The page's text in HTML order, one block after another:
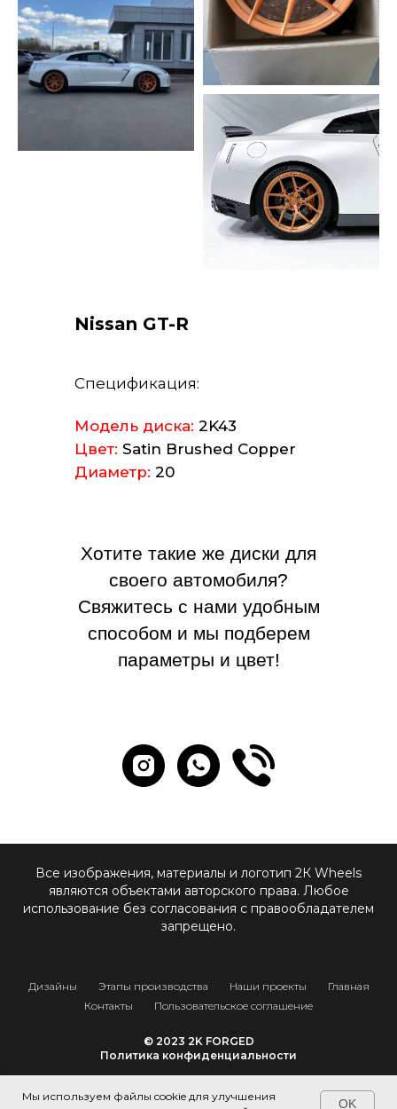
Спецификация:
Модель диска: 2K43
Цвет: Satin Brushed Copper
Диаметр: 20
Nissan GT-R
Хотите такие же диски для
своего автомобиля?
Свяжитесь с нами удобным
способом и мы подберем
параметры и цвет!
Все изображения, материалы и логотип 2К Wheels
являются объектами авторского права. Любое
использование без согласования с правообладателем
запрещено.
Дизайны Этапы производства Наши проекты
Главная
Контакты
Пользовательское соглашение
© 2023 2K FORGED
Политика конфиденциальности
Мы используем файлы cookie для улучшения
OK